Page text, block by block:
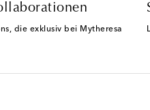
die exklusiv bei Mytheresa